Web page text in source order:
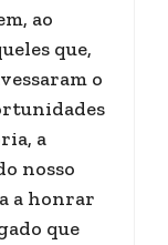
ao
que,
o
a
nosso
a honrar
que